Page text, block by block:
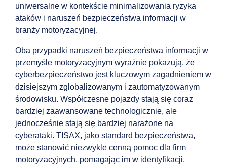
uniwersalne w kontekście minimalizowania ryzyka
ataków i naruszeń bezpieczeństwa informacji w
branży motoryzacyjnej.
Oba przypadki naruszeń bezpieczeństwa informacji w
przemyśle motoryzacyjnym wyraźnie pokazują, że
cyberbezpieczeństwo jest kluczowym zagadnieniem w
dzisiejszym zglobalizowanym i zautomatyzowanym
środowisku. Współczesne pojazdy stają się coraz
bardziej zaawansowane technologicznie, ale
jednocześnie stają się bardziej narażone na
cyberataki. TISAX, jako standard bezpieczeństwa,
może stanowić niezwykle cenną pomoc dla firm
motoryzacyjnych, pomagając im w identyfikacji,